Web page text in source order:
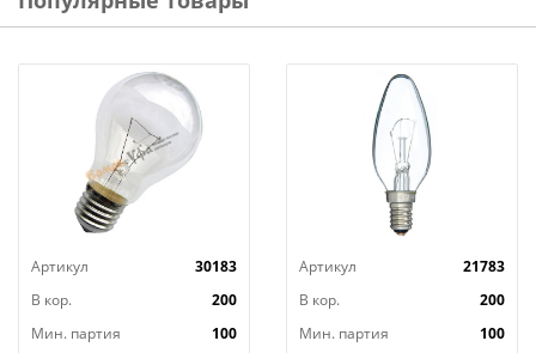
Без пульсации
Артикул
30183
В кор.
200
Мин. партия
100
Артикул
21783
В кор.
200
Мин. партия
100